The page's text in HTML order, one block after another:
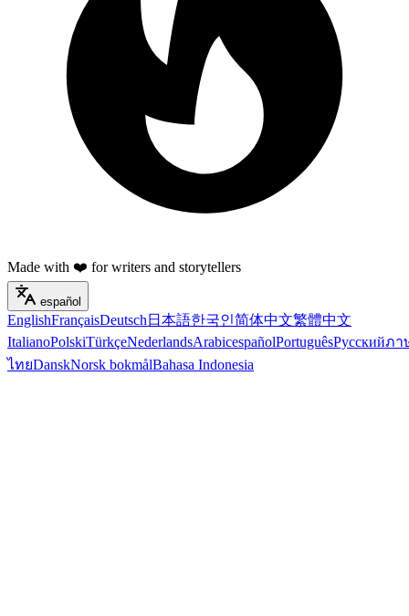
Made with ❤️ for writers and storytellers
español
EnglishFrançaisDeutsch 日本語한국인简体中文繁體中文
ItalianoPolskiTürkçeNederlandsArabicespañolPortuguêsРусскийภา
ไทยDanskNorsk bokmålBahasa Indonesia